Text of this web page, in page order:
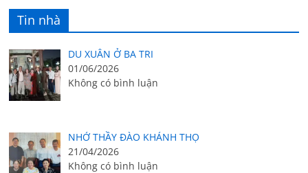
Tin nhà
DU XUÂN Ở BA TRI
01/06/2026
Không có bình luận
NHỚ THẦY ĐÀO KHÁNH THỌ
21/04/2026
Không có bình luận